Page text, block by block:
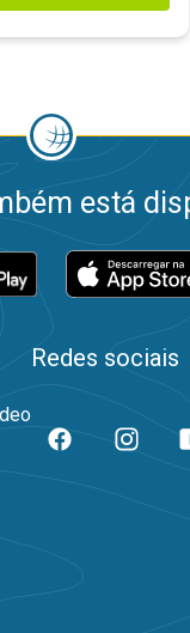
está
Redes sociais